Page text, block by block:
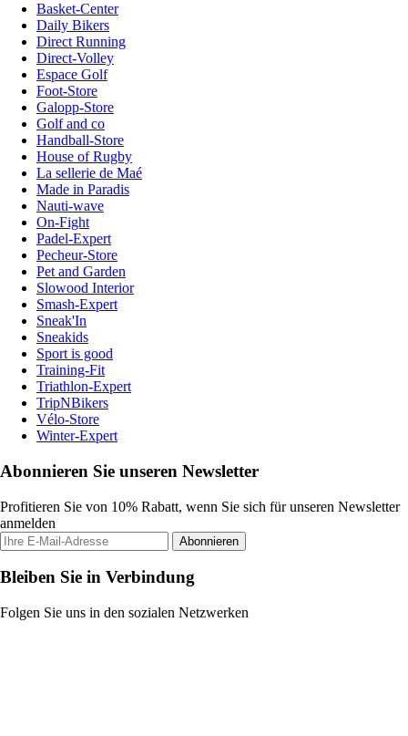
Basket-Center
Daily Bikers
Direct Running
Direct-Volley
Espace Golf
Foot-Store
Galopp-Store
Golf and co
Handball-Store
House of Rugby
La sellerie de Maé
Made in Paradis
Nauti-wave
On-Fight
Padel-Expert
Pecheur-Store
Pet and Garden
Slowood Interior
Smash-Expert
Sneak'In
Sneakids
Sport is good
Training-Fit
Triathlon-Expert
TripNBikers
Vélo-Store
Winter-Expert
Abonnieren Sie unseren Newsletter
Profitieren Sie von 10% Rabatt, wenn Sie sich für unseren Newsletter
anmelden
Abonnieren
Bleiben Sie in Verbindung
Folgen Sie uns in den sozialen Netzwerken